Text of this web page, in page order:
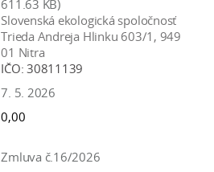
c
h
611.63 KB)
Slovenská ekologická spoločnosť
Trieda Andreja Hlinku 603/1, 949
01 Nitra
IČO: 30811139
7. 5. 2026
0,00
Zmluva č.16/2026